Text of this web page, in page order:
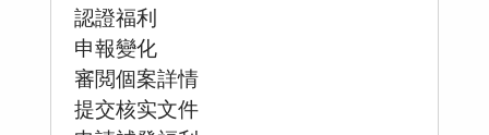
認證福利
申報變化
審閲個案詳情
提交核实文件